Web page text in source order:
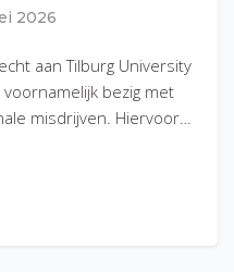
2026
aan Tilburg University
bezig met
misdrijven. Hiervoor…